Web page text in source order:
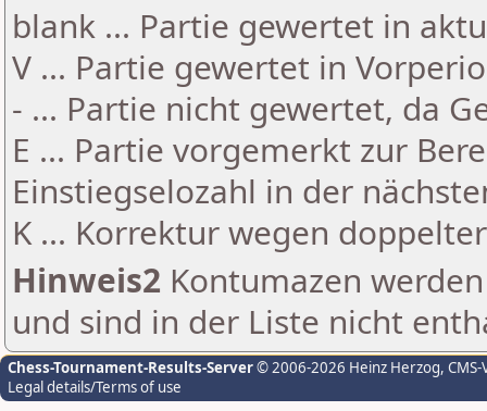
blank ... Partie gewertet in
V ... Partie gewertet in
- ... Partie nicht gewertet, da
E ... Partie vorgemerkt zur
Einstiegselozahl in der
K ... Korrektur wegen
Hinweis2 Kontumazen
und sind in der Liste nicht
Chess-Tournament-Results-Server© 2006-2026 Heinz Herzog,
Legal details/Terms of use